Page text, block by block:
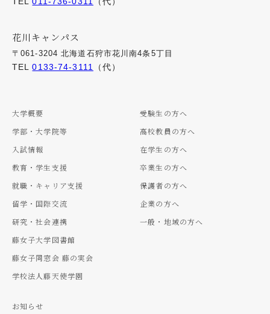
花川キャンパス
〒061-3204 北海道石狩市花川南4条5丁目
TEL0133-74-3111 （代）
大学概要
学部・大学院等
入試情報
教育・学生支援
就職・キャリア支援
留学・国際交流
研究・社会連携
藤女子大学図書館
藤女子同窓会 藤の実会
学校法人藤天使学園
受験生の方へ
高校教員の方へ
在学生の方へ
卒業生の方へ
保護者の方へ
企業の方へ
一般・地域の方へ
お知らせ